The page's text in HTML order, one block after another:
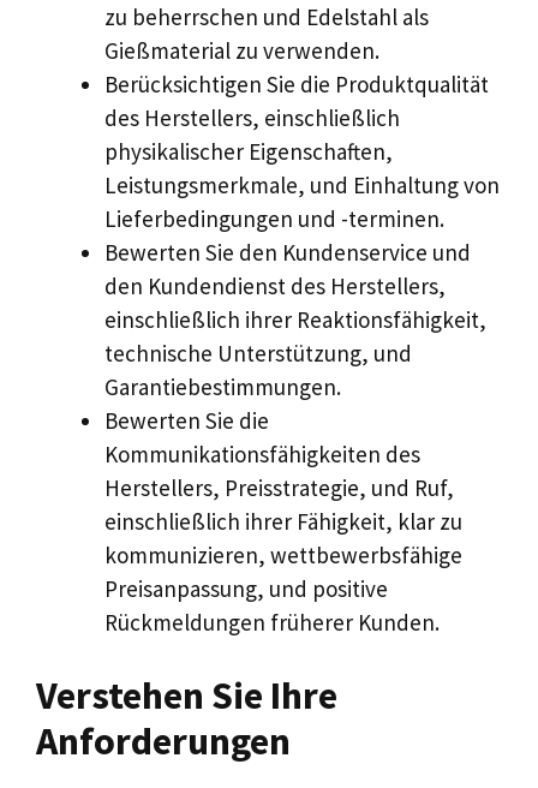
zu beherrschen und Edelstahl als
Gießmaterial zu verwenden.
Berücksichtigen Sie die Produktqualität
des Herstellers, einschließlich
physikalischer Eigenschaften,
Leistungsmerkmale, und Einhaltung von
Lieferbedingungen und -terminen.
Bewerten Sie den Kundenservice und
den Kundendienst des Herstellers,
einschließlich ihrer Reaktionsfähigkeit,
technische Unterstützung, und
Garantiebestimmungen.
Bewerten Sie die
Kommunikationsfähigkeiten des
Herstellers, Preisstrategie, und Ruf,
einschließlich ihrer Fähigkeit, klar zu
kommunizieren, wettbewerbsfähige
Preisanpassung, und positive
Rückmeldungen früherer Kunden.
Verstehen Sie Ihre
Anforderungen